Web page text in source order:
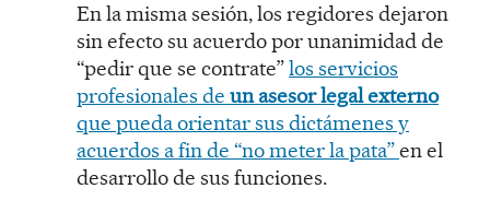
En la misma sesión, los regidores dejaron
sin efecto su acuerdo por unanimidad de
“pedir que se contrate”los servicios
profesionales de un asesor legal externo
que pueda orientar sus dictámenes y
acuerdos a fin de “no meter la pata”en el
desarrollo de sus funciones.